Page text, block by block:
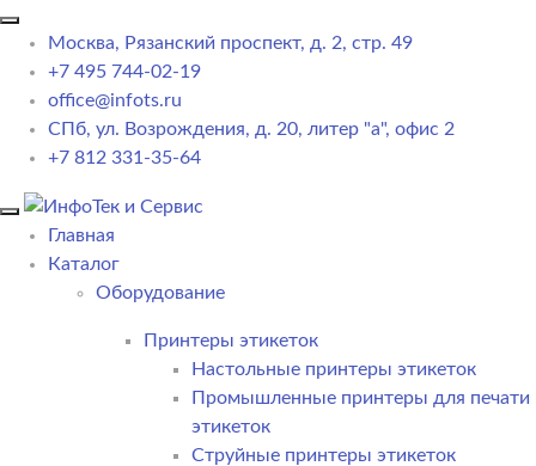
Москва, Рязанский проспект, д. 2, стр. 49
+7 495 744-02-19
office@infots.ru
СПб, ул. Возрождения, д. 20, литер "a", офис 2
+7 812 331-35-64
Главная
Каталог
Оборудование
Принтеры этикеток
Настольные принтеры этикеток
Промышленные принтеры для печати
этикеток
Струйные принтеры этикеток